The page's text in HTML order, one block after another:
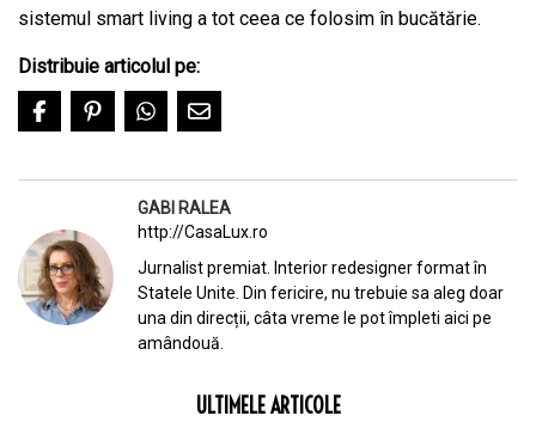
sistemul smart living a tot ceea ce folosim în bucătărie.
Distribuie articolul pe:
GABI RALEA
http://CasaLux.ro
Jurnalist premiat. Interior redesigner format în
Statele Unite. Din fericire, nu trebuie sa aleg doar
una din direcții, câta vreme le pot împleti aici pe
amândouă.
ULTIMELE ARTICOLE